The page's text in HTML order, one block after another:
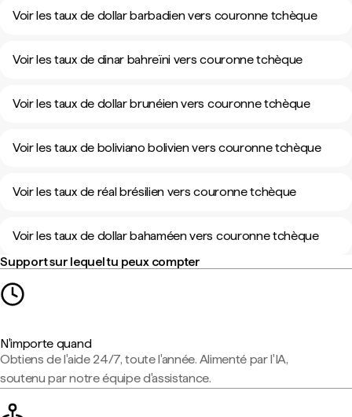
Voir les taux de dollar barbadien vers couronne tchèque
Voir les taux de dinar bahreïni vers couronne tchèque
Voir les taux de dollar brunéien vers couronne tchèque
Voir les taux de boliviano bolivien vers couronne tchèque
Voir les taux de réal brésilien vers couronne tchèque
Voir les taux de dollar bahaméen vers couronne tchèque
Support sur lequel tu peux compter
N'importe quand
Obtiens de l'aide 24/7, toute l'année. Alimenté par l'IA,
soutenu par notre équipe d'assistance.